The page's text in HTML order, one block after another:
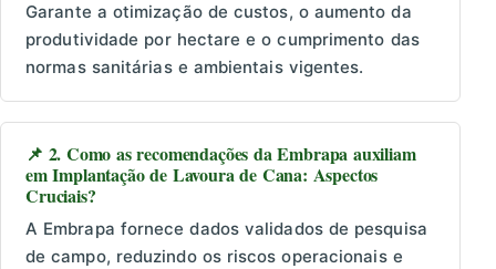
Garante a otimização de custos, o aumento da
produtividade por hectare e o cumprimento das
normas sanitárias e ambientais vigentes.
📌 2. Como as recomendações da Embrapa auxiliam
em Implantação de Lavoura de Cana: Aspectos
Cruciais?
A Embrapa fornece dados validados de pesquisa
de campo, reduzindo os riscos operacionais e